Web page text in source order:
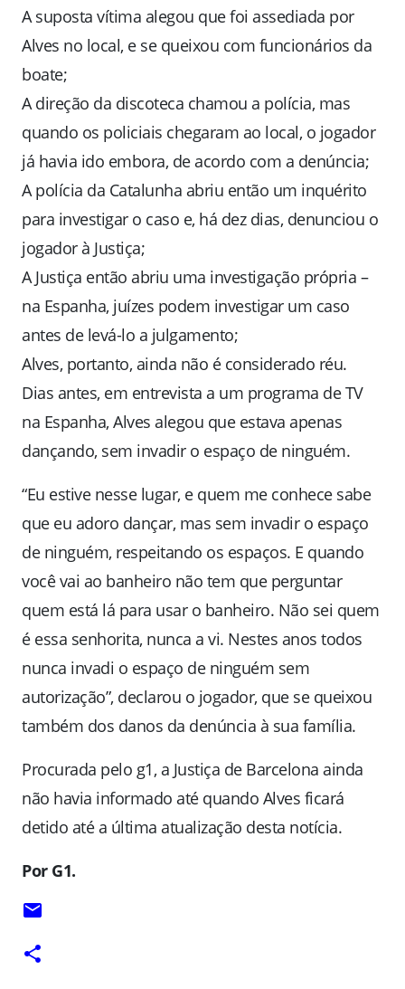
A suposta vítima alegou que foi assediada por
Alves no local, e se queixou com funcionários da
boate;
A direção da discoteca chamou a polícia, mas
quando os policiais chegaram ao local, o jogador
já havia ido embora, de acordo com a denúncia;
A polícia da Catalunha abriu então um inquérito
para investigar o caso e, há dez dias, denunciou o
jogador à Justiça;
A Justiça então abriu uma investigação própria –
na Espanha, juízes podem investigar um caso
antes de levá-lo a julgamento;
Alves, portanto, ainda não é considerado réu.
Dias antes, em entrevista a um programa de TV
na Espanha, Alves alegou que estava apenas
dançando, sem invadir o espaço de ninguém.
“Eu estive nesse lugar, e quem me conhece sabe
que eu adoro dançar, mas sem invadir o espaço
de ninguém, respeitando os espaços. E quando
você vai ao banheiro não tem que perguntar
quem está lá para usar o banheiro. Não sei quem
é essa senhorita, nunca a vi. Nestes anos todos
nunca invadi o espaço de ninguém sem
autorização”, declarou o jogador, que se queixou
também dos danos da denúncia à sua família.
Procurada pelo g1, a Justiça de Barcelona ainda
não havia informado até quando Alves ficará
detido até a última atualização desta notícia.
Por G1.